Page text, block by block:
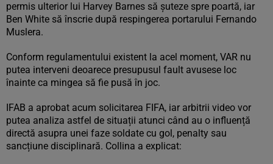
permis ulterior lui Harvey Barnes să șuteze spre poartă, iar
Ben White să înscrie după respingerea portarului Fernando
Muslera.
Conform regulamentului existent la acel moment, VAR nu
putea interveni deoarece presupusul fault avusese loc
înainte ca mingea să fie pusă în joc.
IFAB a aprobat acum solicitarea FIFA, iar arbitrii video vor
putea analiza astfel de situații atunci când au o influență
directă asupra unei faze soldate cu gol, penalty sau
sancțiune disciplinară. Collina a explicat: